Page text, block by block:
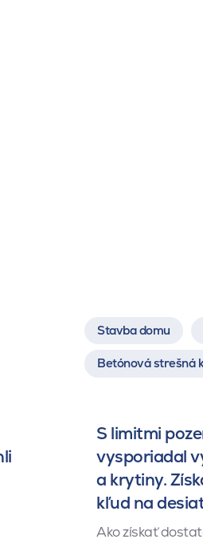
Stavba domu
Betónová strešná
S limitmi
vysporiadal
a krytiny.
kľud na
Ako získať